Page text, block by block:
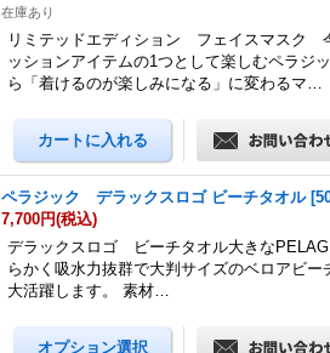
在庫あり
リミテッドエディション フェイスマスク
ッションアイテムの1つとして楽しむペラジ
ら「着けるのが楽しみになる」に変わるマ…
ペラジック デラックスロゴ ビーチタオル [
7,700円(税込)
デラックスロゴ ビーチタオル大きな
らかく吸水力抜群で大判サイズのベロアビ
大活躍します。 素材…